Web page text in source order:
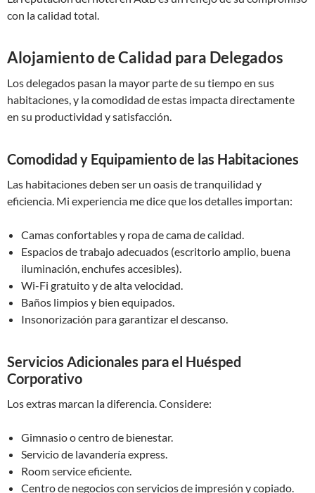
con la calidad total.
Alojamiento de Calidad para Delegados
Los delegados pasan la mayor parte de su tiempo en sus
habitaciones, y la comodidad de estas impacta directamente
en su productividad y satisfacción.
Comodidad y Equipamiento de las Habitaciones
Las habitaciones deben ser un oasis de tranquilidad y
eficiencia. Mi experiencia me dice que los detalles importan:
Camas confortables y ropa de cama de calidad.
Espacios de trabajo adecuados (escritorio amplio, buena
iluminación, enchufes accesibles).
Wi-Fi gratuito y de alta velocidad.
Baños limpios y bien equipados.
Insonorización para garantizar el descanso.
Servicios Adicionales para el Huésped
Corporativo
Los extras marcan la diferencia. Considere:
Gimnasio o centro de bienestar.
Servicio de lavandería express.
Room service eficiente.
Centro de negocios con servicios de impresión y copiado.